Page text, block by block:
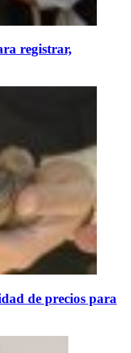
registrar,
de precios para